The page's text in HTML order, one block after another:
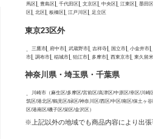
馬区
豊島区 千代田区 文京区 中央区 江東区 墨田区
区
北区 板橋区 江戸川区 足立区
東京23区外
三鷹市 府中市 武蔵野市 吉祥寺 国立市 小金井市
市
調布市 稲城市 狛江市 多摩市 西東京市 東久留
神奈川県・埼玉県・千葉県
川崎市（麻生区/多摩区/宮前区/高津区/中原区/幸区/川崎
筑区/港北区/鶴見区/緑区/神奈川区/西区/中区/南区/保土ヶ
区/港南区/磯子区/栄区/金沢区）
※上記以外の地域でも商品内容により出張